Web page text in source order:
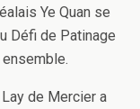
Ye Quan se
Défi de Patinage
de Mercier a